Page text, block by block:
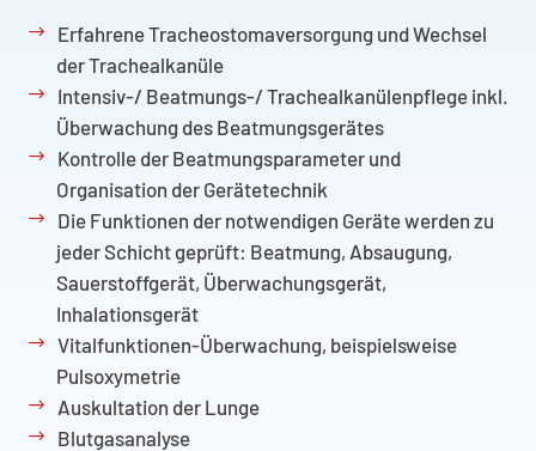
Erfahrene Tracheostomaversorgung und Wechsel
der Trachealkanüle
Intensiv-/ Beatmungs-/ Trachealkanülenpflege inkl.
Überwachung des Beatmungsgerätes
Kontrolle der Beatmungsparameter und
Organisation der Gerätetechnik
Die Funktionen der notwendigen Geräte werden zu
jeder Schicht geprüft: Beatmung, Absaugung,
Sauerstoffgerät, Überwachungsgerät,
Inhalationsgerät
Vitalfunktionen-Überwachung, beispielsweise
Pulsoxymetrie
Auskultation der Lunge
Blutgasanalyse